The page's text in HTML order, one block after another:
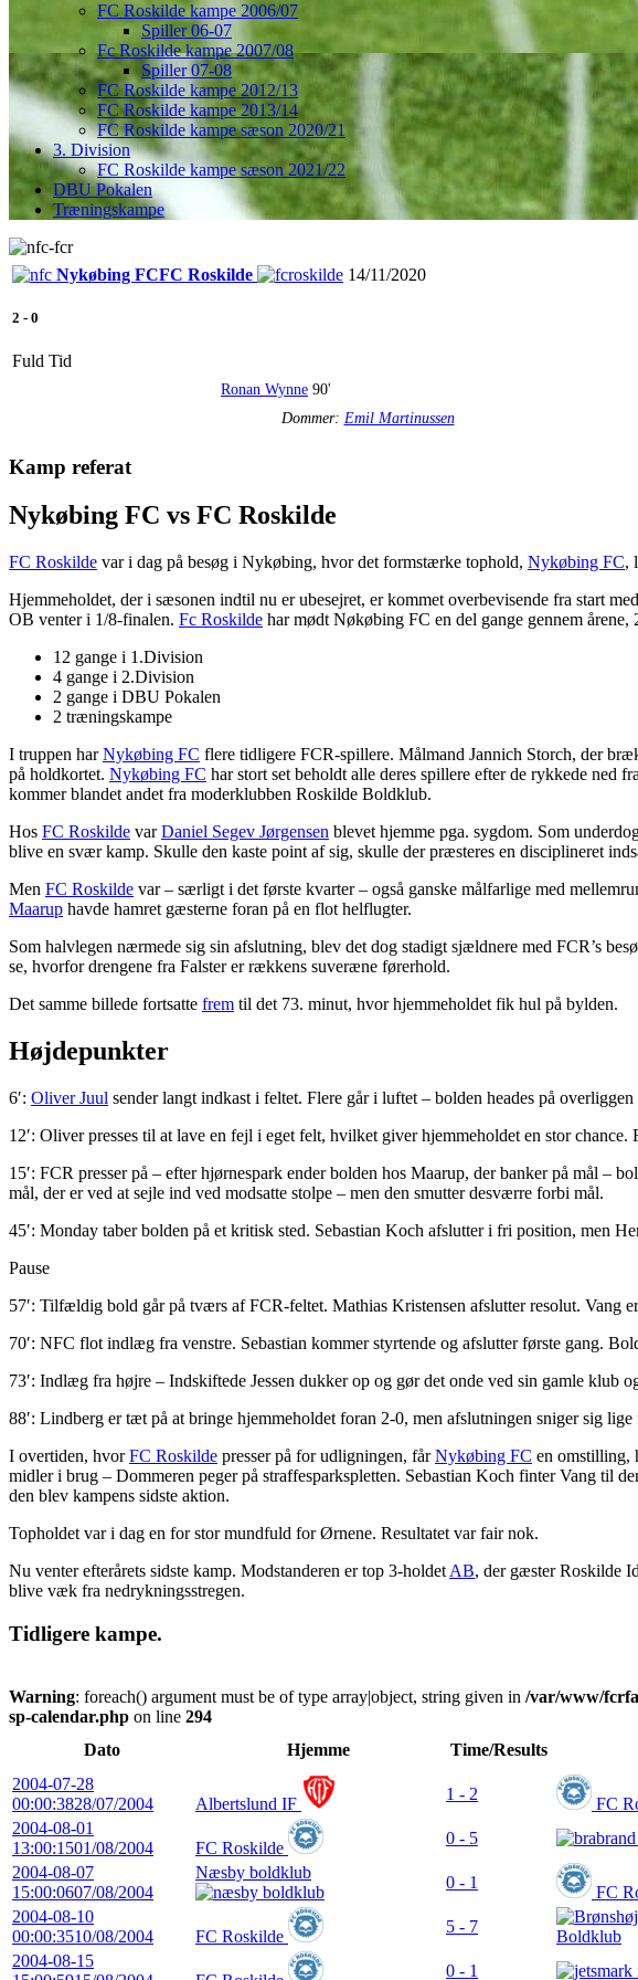
FC Roskilde kampe 2006/07
Spiller 06-07
Fc Roskilde kampe 2007/08
Spiller 07-08
FC Roskilde kampe 2012/13
FC Roskilde kampe 2013/14
FC Roskilde kampe sæson 2020/21
3. Division
FC Roskilde kampe sæson 2021/22
DBU Pokalen
Træningskampe
Nykøbing FCFC Roskilde 14/11/2020
2 - 0
Fuld Tid
Ronan Wynne 90'
Dommer: Emil Martinussen
Kamp referat
Nykøbing FC vs FC Roskilde
FC Roskilde var i dag på besøg i Nykøbing, hvor det formstærke tophold, Nykøbing FC,
Hjemmeholdet, der i sæsonen indtil nu er ubesejret, er kommet overbevisende fra start
OB venter i 1/8-finalen. Fc Roskilde har mødt Nøkøbing FC en del gange gennem årene,
12 gange i 1.Division
4 gange i 2.Division
2 gange i DBU Pokalen
2 træningskampe
I truppen harNykøbing FC flere tidligere FCR-spillere. Målmand Jannich Storch, der
på holdkortet. Nykøbing FC har stort set beholdt alle deres spillere efter de rykkede ned
kommer blandet andet fra moderklubben Roskilde Boldklub.
Hos FC Roskilde varDaniel Segev Jørgensen blevet hjemme pga. sygdom. Som
blive en svær kamp. Skulle den kaste point af sig, skulle der præsteres en disciplineret
Men FC Roskilde var – særligt i det første kvarter – også ganske målfarlige med
Maarup havde hamret gæsterne foran på en flot helflugter.
Som halvlegen nærmede sig sin afslutning, blev det dog stadigt sjældnere med FCR’s
se, hvorfor drengene fra Falster er rækkens suveræne førerhold.
Det samme billede fortsatte frem til det 73. minut, hvor hjemmeholdet fik hul på bylden.
Højdepunkter
6′: Oliver Juul sender langt indkast i feltet. Flere går i luftet – bolden heades på
12′: Oliver presses til at lave en fejl i eget felt, hvilket giver hjemmeholdet en stor
15′: FCR presser på – efter hjørnespark ender bolden hos Maarup, der banker på mål –
mål, der er ved at sejle ind ved modsatte stolpe – men den smutter desværre forbi mål.
45′: Monday taber bolden på et kritisk sted. Sebastian Koch afslutter i fri position, men
Pause
57′: Tilfældig bold går på tværs af FCR-feltet. Mathias Kristensen afslutter resolut. Vang
70′: NFC flot indlæg fra venstre. Sebastian kommer styrtende og afslutter første gang.
73′: Indlæg fra højre – Indskiftede Jessen dukker op og gør det onde ved sin gamle klub
88′: Lindberg er tæt på at bringe hjemmeholdet foran 2-0, men afslutningen sniger sig lige
I overtiden, hvorFC Roskilde presser på for udligningen, fårNykøbing FC en omstilling,
midler i brug – Dommeren peger på straffesparkspletten. Sebastian Koch finter Vang til
den blev kampens sidste aktion.
Topholdet var i dag en for stor mundfuld for Ørnene. Resultatet var fair nok.
Nu venter efterårets sidste kamp. Modstanderen er top 3-holdet AB, der gæster Roskilde
blive væk fra nedrykningsstregen.
Tidligere kampe.
Warning: foreach() argument must be of type array|object, string given in /var/www/
sp-calendar.php on line 294
Dato
Hjemme Time/Results
2004-07-28
00:00:3828/07/2004 Albertslund IF
1 - 2
FC
2004-08-01
13:00:1501/08/2004 FC Roskilde
0 - 5
2004-08-07
15:00:0607/08/2004
Næsby boldklub
0 - 1
FC
2004-08-10
00:00:3510/08/2004 FC Roskilde
5 - 7
Boldklub
2004-08-15
0 - 1